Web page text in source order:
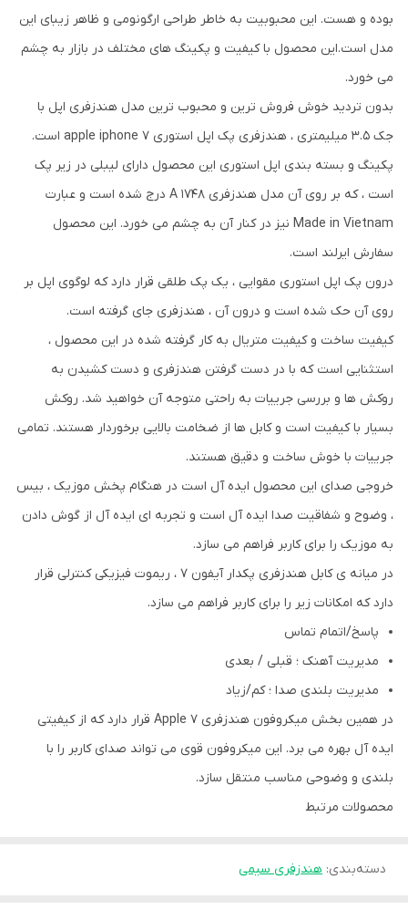
بوده و هست. این محبوبیت به خاطر طراحی ارگونومی و ظاهر زیبای این
مدل است.این محصول با کیفیت و پکینگ های مختلف در بازار به چشم
می خورد.
بدون تردید خوش فروش ترین و محبوب ترین مدل هندزفری اپل با
جک 3.5 میلیمتری ، هندزفری پک اپل استوری apple iphone 7 است.
پکینگ و بسته بندی اپل استوری این محصول دارای لیبلی در زیر پک
است ، که بر روی آن مدل هندزفری A 1748 درج شده است و عبارت
Made in Vietnam نیز در کنار آن به چشم می خورد. این محصول
سفارش ایرلند است.
درون پک اپل استوری مقوایی ، یک پک طلقی قرار دارد که لوگوی اپل بر
روی آن حک شده است و درون آن ، هندزفری جای گرفته است.
کیفیت ساخت و کیفیت متریال به کار گرفته شده در این محصول ،
استثنایی است که با در دست گرفتن هندزفری و دست کشیدن به
روکش ها و بررسی جرییات به راحتی متوجه آن خواهید شد. روکش
بسیار با کیفیت است و کابل ها از ضخامت بالایی برخوردار هستند. تمامی
جرییات با خوش ساخت و دقیق هستند.
خروجی صدای این محصول ایده آل است در هنگام پخش موزیک ، بیس
، وضوح و شفاقیت صدا ایده آل است و تجربه ای ایده آل از گوش دادن
به موزیک را برای کاربر فراهم می سازد.
در میانه ی کابل هندزفری پکدار آیفون 7 ، ریموت فیزیکی کنترلی قرار
دارد که امکانات زیر را برای کاربر فراهم می سازد.
پاسخ/اتمام تماس
مدیریت آهنک ؛ قبلی / بعدی
مدیریت بلندی صدا ؛ کم/زیاد
در همین بخش میکروفون هندزفری Apple 7 قرار دارد که از کیفیتی
ایده آل بهره می برد. این میکروفون قوی می تواند صدای کاربر را با
بلندی و وضوحی مناسب منتقل سازد.
محصولات مرتبط
دسته‌بندی: هندزفری سیمی